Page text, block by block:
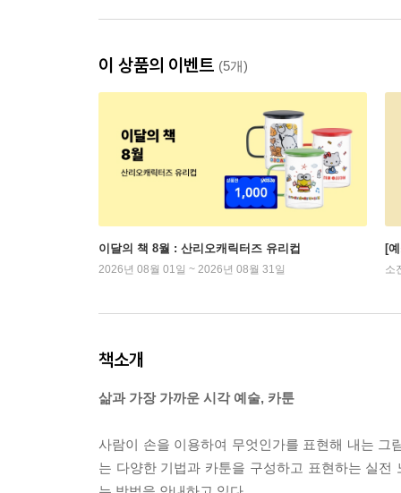
이 상품의 이벤트 (5개)
이달의 책 8월 : 산리오캐릭터즈 유리컵
2026년 08월 01일 ~ 2026년 08월 31일
[
소
책소개
삶과 가장 가까운 시각 예술, 카툰
사람이 손을 이용하여 무엇인가를 표현해 내는 그
는 다양한 기법과 카툰을 구성하고 표현하는 실